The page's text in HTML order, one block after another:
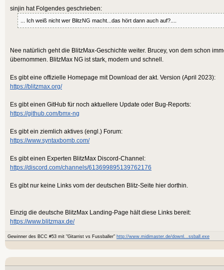
sinjin hat Folgendes geschrieben:
... Ich weiß nicht wer BlitzNG macht...das hört dann auch auf?....
Nee natürlich geht die BlitzMax-Geschichte weiter. Brucey, von dem schon
übernommen. BlitzMax NG ist stark, modern und schnell.
Es gibt eine offizielle Homepage mit Download der akt. Version (April 2023):
https://blitzmax.org/
Es gibt einen GitHub für noch aktuellere Update oder Bug-Reports:
https://github.com/bmx-ng
Es gibt ein ziemlich aktives (engl.) Forum:
https://www.syntaxbomb.com/
Es gibt einen Experten BlitzMax Discord-Channel:
https://discord.com/channels/613699895139762176
Es gibt nur keine Links vom der deutschen Blitz-Seite hier dorthin.
Einzig die deutsche BlitzMax Landing-Page hält diese Links bereit:
https://www.blitzmax.de/
Gewinner des BCC #53 mit "Gitarrist vs Fussballer" http://www.midimaster.de/downl...ssball.exe